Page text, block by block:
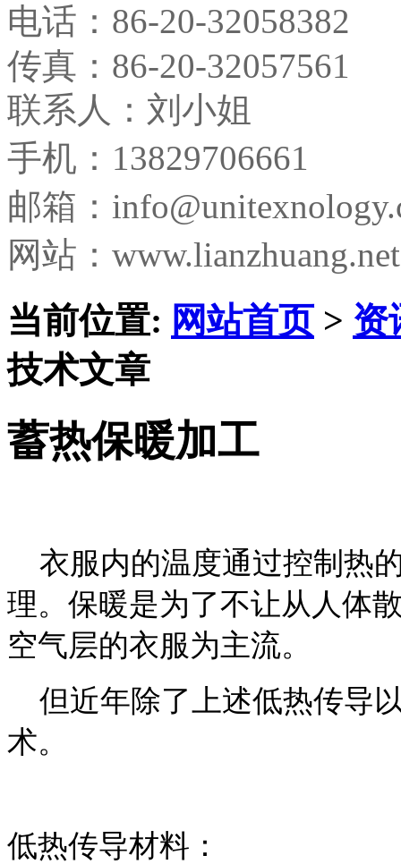
电话： 86-20-32058382
传真： 86-20-32057561
联系人：刘小姐
手机：13829706661
邮箱：
网站：www.lianzhuang.net
当前位置: 网站首页> 资
技术文章
蓄热保暖加工
衣服内的温度通过控制热
理。保暖是为了不让从人体
空气层的衣服为主流。
但近年除了上述低热传导
术。
低热传导材料：